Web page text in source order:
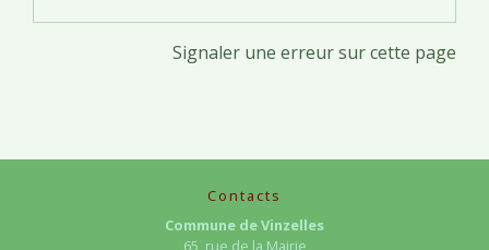
Signaler une erreur sur cette page
Contacts
Commune de Vinzelles
65, rue de la Mairie